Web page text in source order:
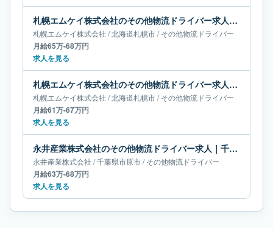
札幌エムケイ株式会社のその他物流ドライバー求人｜北海道札幌市｜月給65万-68万円
札幌エムケイ株式会社 /北海道札幌市/その他物流ドライバー
月給65万-68万円
求人を見る
札幌エムケイ株式会社のその他物流ドライバー求人｜北海道札幌市｜月給61万-67万円
札幌エムケイ株式会社 /北海道札幌市/その他物流ドライバー
月給61万-67万円
求人を見る
永井産業株式会社のその他物流ドライバー求人｜千葉県市原市｜月給63万-68万円
永井産業株式会社 /千葉県市原市/その他物流ドライバー
月給63万-68万円
求人を見る